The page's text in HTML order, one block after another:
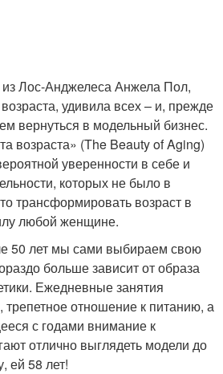
Лос-Анджелеса Анжела Пол,
удивила всех – и, прежде
вернуться в модельный бизнес.
возраста» (The Beauty of Aging)
уверенности в себе и
которых не было в
трансформировать возраст в
любой женщине.
50 лет мы сами выбираем свою
больше зависит от образа
Ежедневные занятия
отношение к питанию, а
с годами внимание к
отлично выглядеть модели до
ей 58 лет!